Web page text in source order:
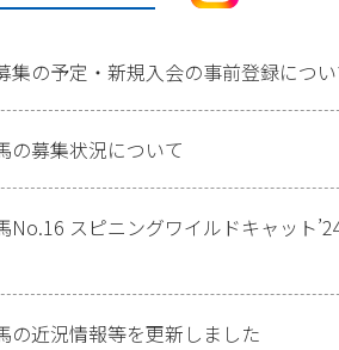
集の予定・新規入会の事前登録につ
の募集状況について
No.16 スピニングワイルドキャット
の近況情報等を更新しました